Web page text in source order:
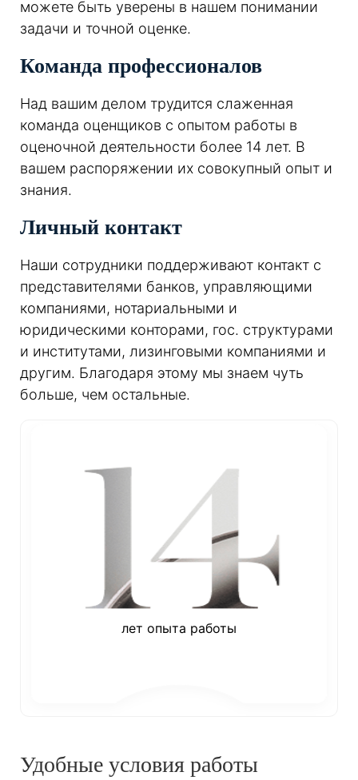
можете быть уверены в нашем понимании
задачи и точной оценке.
Команда профессионалов
Над вашим делом трудится слаженная
команда оценщиков с опытом работы в
оценочной деятельности более 14 лет. В
вашем распоряжении их совокупный опыт и
знания.
Личный контакт
Наши сотрудники поддерживают контакт с
представителями банков, управляющими
компаниями, нотариальными и
юридическими конторами, гос. структурами
и институтами, лизинговыми компаниями и
другим. Благодаря этому мы знаем чуть
больше, чем остальные.
лет опыта работы
Удобные условия работы